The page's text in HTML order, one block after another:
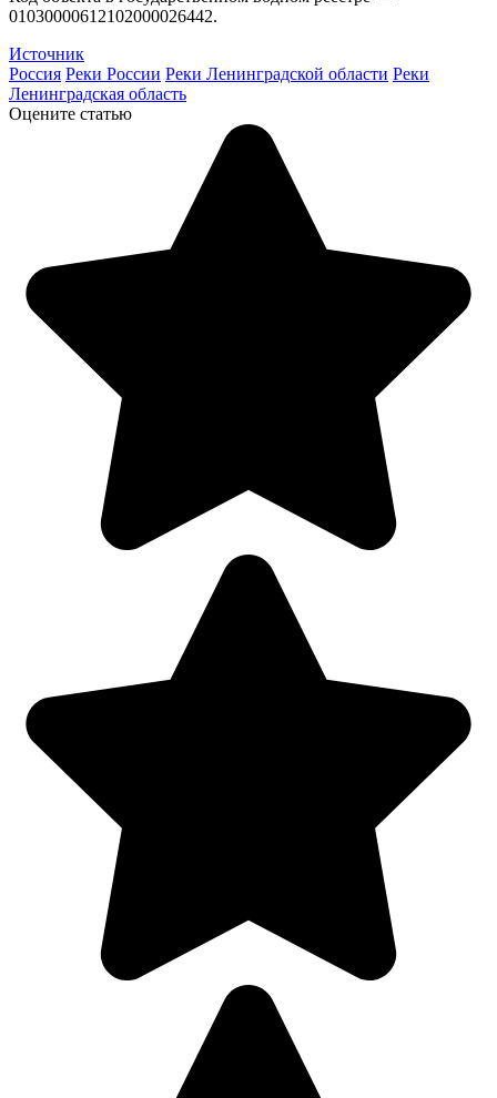
01030000612102000026442.
Источник
Россия Реки России Реки Ленинградской области Реки
Ленинградская область
Оцените статью